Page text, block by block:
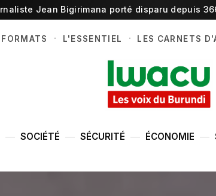
Jean Bigirimana porté disparu depuis
· L'ESSENTIEL · LES CARNETS
SOCIÉTÉ SÉCURITÉ ÉCONOMIE